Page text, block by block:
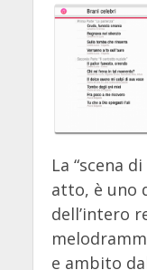
La “scena
atto, è uno
dell’intero
e ambito